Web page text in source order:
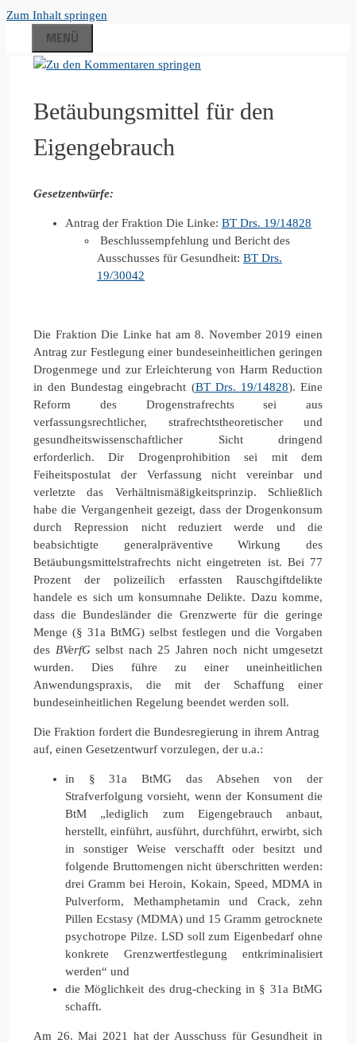
Zum Inhalt springen
MENÜ
Betäubungsmittel für den
Eigengebrauch
Gesetzentwürfe:
Antrag der Fraktion Die Linke: BT Drs. 19/14828
Beschlussempfehlung und Bericht des
Ausschusses für Gesundheit: BT Drs.
19/30042
Die Fraktion Die Linke hat am 8. November 2019 einen
Antrag zur Festlegung einer bundeseinheitlichen geringen
Drogenmege und zur Erleichterung von Harm Reduction
in den Bundestag eingebracht (BT Drs. 19/14828). Eine
Reform des Drogenstrafrechts sei aus
verfassungsrechtlicher, strafrechtstheoretischer und
gesundheitswissenschaftlicher Sicht dringend
erforderlich. Dir Drogenprohibition sei mit dem
Feiheitspostulat der Verfassung nicht vereinbar und
verletzte das Verhältnismäßigkeitsprinzip. Schließlich
habe die Vergangenheit gezeigt, dass der Drogenkonsum
durch Repression nicht reduziert werde und die
beabsichtigte generalpräventive Wirkung des
Betäubungsmittelstrafrechts nicht eingetreten ist. Bei 77
Prozent der polizeilich erfassten Rauschgiftdelikte
handele es sich um konsumnahe Delikte. Dazu komme,
dass die Bundesländer die Grenzwerte für die geringe
Menge (§ 31a BtMG) selbst festlegen und die Vorgaben
des BVerfG selbst nach 25 Jahren noch nicht umgesetzt
wurden. Dies führe zu einer uneinheitlichen
Anwendungspraxis, die mit der Schaffung einer
bundeseinheitlichen Regelung beendet werden soll.
Die Fraktion fordert die Bundesregierung in ihrem Antrag
auf, einen Gesetzentwurf vorzulegen, der u.a.:
in § 31a BtMG das Absehen von der
Strafverfolgung vorsieht, wenn der Konsument die
BtM „lediglich zum Eigengebrauch anbaut,
herstellt, einführt, ausführt, durchführt, erwirbt, sich
in sonstiger Weise verschafft oder besitzt und
folgende Bruttomengen nicht überschritten werden:
drei Gramm bei Heroin, Kokain, Speed, MDMA in
Pulverform, Methamphetamin und Crack, zehn
Pillen Ecstasy (MDMA) und 15 Gramm getrocknete
psychotrope Pilze. LSD soll zum Eigenbedarf ohne
konkrete Grenzwertfestlegung entkriminalisiert
werden“ und
die Möglichkeit des drug-checking in § 31a BtMG
schafft.
Am 26. Mai 2021 hat der Ausschuss für Gesundheit in